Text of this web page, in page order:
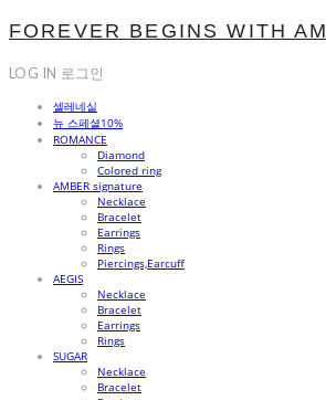
FOREVER BEGINS WITH
LOG IN 로그인
셀레네실
뉴 스페셜10%
ROMANCE
Diamond
Colored ring
AMBER signature
Necklace
Bracelet
Earrings
Rings
Piercings,Earcuff
AEGIS
Necklace
Bracelet
Earrings
Rings
SUGAR
Necklace
Bracelet